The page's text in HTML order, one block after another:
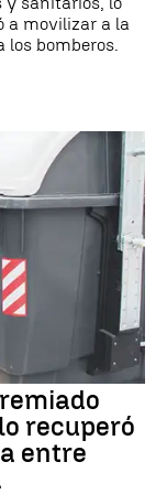
a movilizar a la
los bomberos.
recuperó
entre